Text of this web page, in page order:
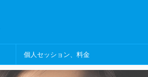
個人セッション、料金